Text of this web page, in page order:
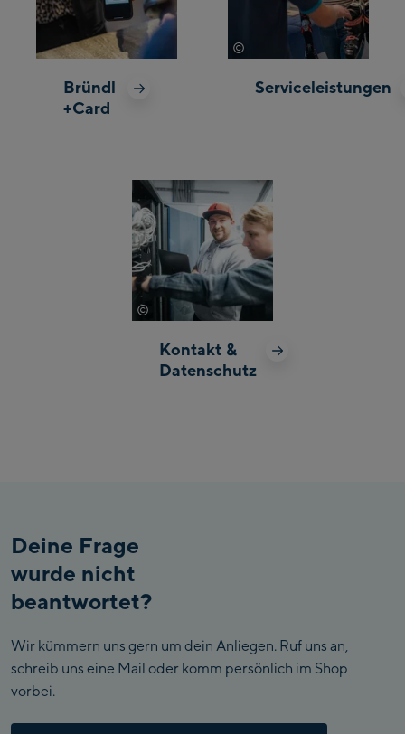
Bründl
+Card
© Johannes Radlwimmer
Serviceleistungen
© Johannes Radlwimmer
Kontakt &
Datenschutz
Deine Frage
wurde nicht
beantwortet?
Wir kümmern uns gern um dein Anliegen. Ruf uns an,
schreib uns eine Mail oder komm persönlich im Shop
vorbei.